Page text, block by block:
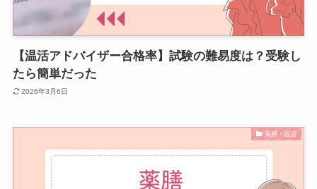
【温活アドバイザー合格率】試験の難易度は？受験し
たら簡単だった
2026年3月6日
薬膳・温活